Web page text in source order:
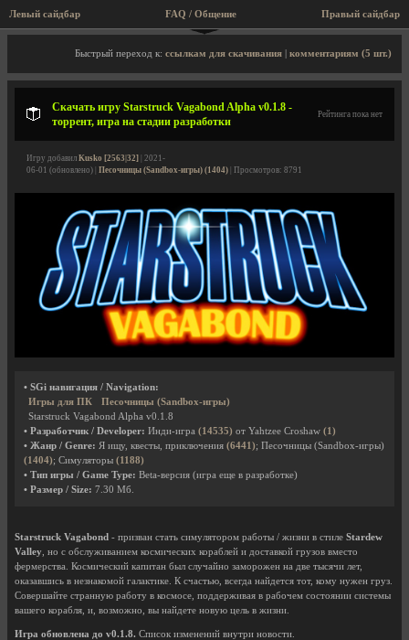
Левый сайдбар Правый сайдбар
FAQ / Общение
Описание игры, торрент, скриншоты, видео
Быстрый переход к: ссылкам для скачивания комментариям (5 шт.)
Скачать игру Starstruck Vagabond Alpha v0.1.8 -
торрент, игра на стадии разработки
Рейтинга пока нет
Игру добавил Kusko [2563|32] | 2021-
06-01 (обновлено) | Песочницы (Sandbox-игры) (1404) | Просмотров: 8791
• SGi навигация / Navigation:
Игры для ПК
Песочницы (Sandbox-игры)
Starstruck Vagabond Alpha v0.1.8
• Разработчик / Developer: Инди-игра (14535) от Yahtzee Croshaw (1)
• Жанр / Genre: Я ищу, квесты, приключения (6441); Песочницы (Sandbox-игры)
(1404); Симуляторы (1188)
• Тип игры / Game Type: Beta-версия (игра еще в разработке)
• Размер / Size: 7.30 Мб.
Starstruck Vagabond - призван стать симулятором работы / жизни в стиле Stardew
Valley , но с обслуживанием космических кораблей и доставкой грузов вместо
фермерства. Космический капитан был случайно заморожен на две тысячи лет,
оказавшись в незнакомой галактике. К счастью, всегда найдется тот, кому нужен груз.
Совершайте странную работу в космосе, поддерживая в рабочем состоянии системы
вашего корабля, и, возможно, вы найдете новую цель в жизни.
Игра обновлена до v0.1.8. Список изменений внутри новости.